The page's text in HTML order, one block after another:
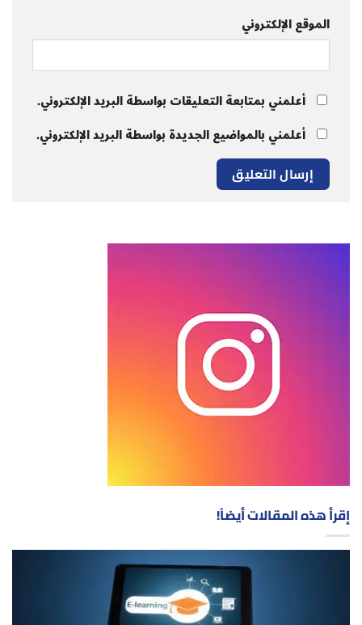
الموقع الإلكتروني
أعلمني بمتابعة التعليقات بواسطة البريد الإلكتروني.
أعلمني بالمواضيع الجديدة بواسطة البريد الإلكتروني.
إقرأ هذه المقالات أيضاً!